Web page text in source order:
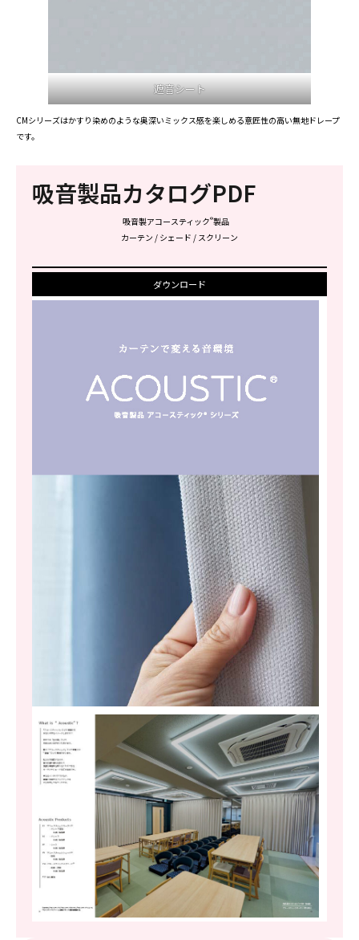
遮音シート
CMシリーズはかすり染めのような奥深いミックス感を楽しめる意匠性の高い無地ドレープ
です。
吸音製品カタログPDF
吸音製アコースティック®製品
カーテン / シェード / スクリーン
ダウンロード